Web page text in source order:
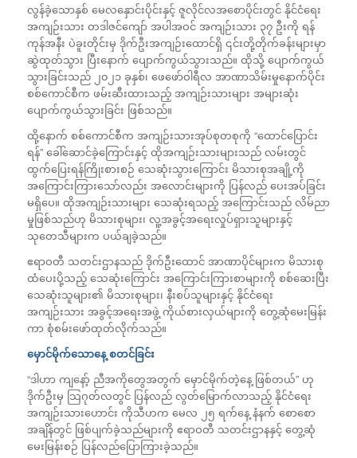
လွန်ခဲ့သောနှစ် မေလနှောင်းပိုင်းနှင့် ဇူလိုင်လအစောပိုင်းတွင် နိုင်ငံရေး
အကျဉ်းသား တဒါဇင်ကျော် အပါအဝင် အကျဉ်းသား ၃၇ ဦးကို ရန်
ကုန်အနီး ပဲခူးတိုင်းမှ ဒိုက်ဦးအကျဉ်းထောင်ရှိ ၎င်းတို့တိုက်ခန်းများမှာ
ဆွဲထုတ်သွား ပြီးနောက် ပျောက်ကွယ်သွားသည်။ ထိုသို့ ပျောက်ကွယ်
သွားခြင်းသည် ၂၀၂၁ ခုနှစ်၊ ဖေဖော်ဝါရီလ အာဏာသိမ်းမှုနောက်ပိုင်း
စစ်ကောင်စီက ဖမ်းဆီးထားသည့် အကျဉ်းသားများ အများဆုံး
ပျောက်ကွယ်သွားခြင်း ဖြစ်သည်။
ထို့နောက် စစ်ကောင်စီက အကျဉ်းသားအုပ်စုတစုကို “ထောင်ပြောင်း
ရန်” ခေါ်ဆောင်ခဲ့ကြောင်းနှင့် ထိုအကျဉ်းသားများသည် လမ်းတွင်
ထွက်ပြေးရန်ကြိုးစားစဉ် သေဆုံးသွားကြောင်း မိသားစုအချို့ကို
အကြောင်းကြားသော်လည်း အလောင်းများကို ပြန်လည် ပေးအပ်ခြင်း
မရှိပေ။ ထိုအကျဉ်းသားများ သေဆုံးရသည့် အကြောင်းသည် လိမ်ညာ
မှုဖြစ်သည်ဟု မိသားစုများ၊ လူ့အခွင့်အရေးလှုပ်ရှားသူများနှင့်
သုတေသီများက ပယ်ချခဲ့သည်။
ဧရာဝတီ သတင်းဌာနသည် ဒိုက်ဦးထောင် အာဏာပိုင်များက မိသားစု
ထံပေးပို့သည့် သေဆုံးကြောင်း အကြောင်းကြားစာများကို စစ်ဆေးပြီး
သေဆုံးသူများ၏ မိသားစုများ၊ နီးစပ်သူများနှင့် နိုင်ငံရေး
အကျဉ်းသား အခွင့်အရေးအဖွဲ့ ကိုယ်စားလှယ်များကို တွေ့ဆုံမေးမြန်း
ကာ စုံစမ်းဖော်ထုတ်လိုက်သည်။
မှောင်မိုက်သောနေ့ စတင်ခြင်း
“ဒါဟာ ကျနော့် ညီအကိုတွေအတွက် မှောင်မိုက်တဲ့နေ့ ဖြစ်တယ်” ဟု
ဒိုက်ဦးမှ သြဂုတ်လတွင် ပြန်လည် လွတ်မြောက်လာသည့် နိုင်ငံရေး
အကျဉ်းသားဟောင်း ကိုသီဟက မေလ ၂၅ ရက်နေ့ နံနက် စောစော
အချိန်တွင် ဖြစ်ပျက်ခဲ့သည်များကို ဧရာဝတီ သတင်းဌာနနှင့် တွေ့ဆုံ
မေးမြန်းစဉ် ပြန်လည်ပြောကြားခဲ့သည်။